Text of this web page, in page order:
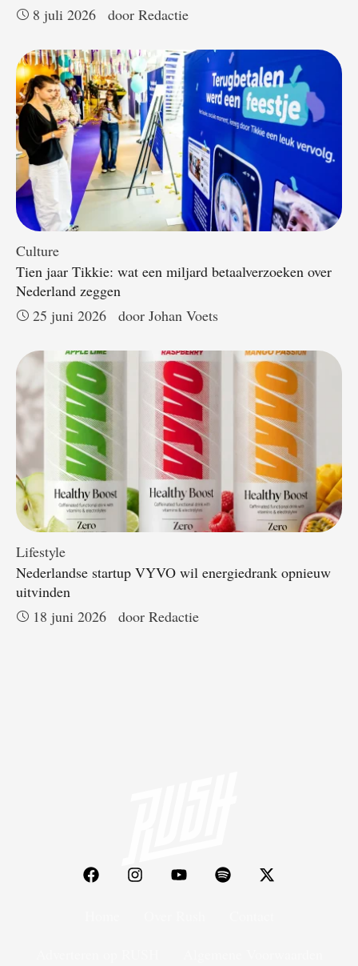
8 juli 2026
door Redactie
Culture
Tien jaar Tikkie: wat een miljard betaalverzoeken over
Nederland zeggen
25 juni 2026
door Johan Voets
Lifestyle
Nederlandse startup VYVO wil energiedrank opnieuw
uitvinden
18 juni 2026
door Redactie